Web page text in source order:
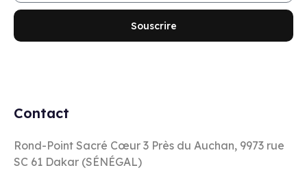
Souscrire
Contact
Rond-Point Sacré Cœur 3 Près du Auchan, 9973 rue
SC 61 Dakar (SÉNÉGAL)